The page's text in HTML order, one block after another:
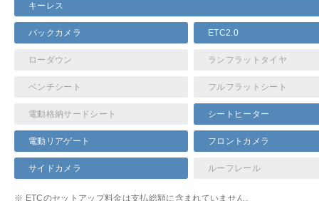
キーレス
バックカメラ ETC2.0
ローダウン ランフラットタイヤ
ベンチシート フルフラットシート
電動格納サードシート シートヒーター
電動リアゲート フロントカメラ
サイドカメラ ルーフレール
※ ETCのセットアップ料金は支払総額に含まれていません。